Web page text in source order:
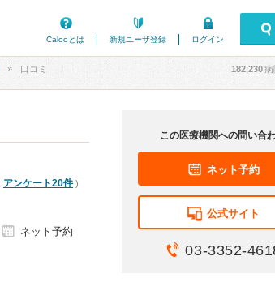
Calooとは
新規ユーザ登録 ログイン
口コミ 182,230病
アンケート20件)
ネット予約
この医療機関への問い合
ネット予約
公式サイト
03-3352-